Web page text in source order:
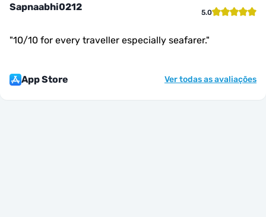
Sapnaabhi0212 5.0
"10/10 for every traveller especially seafarer."
App Store Ver todas as avaliações